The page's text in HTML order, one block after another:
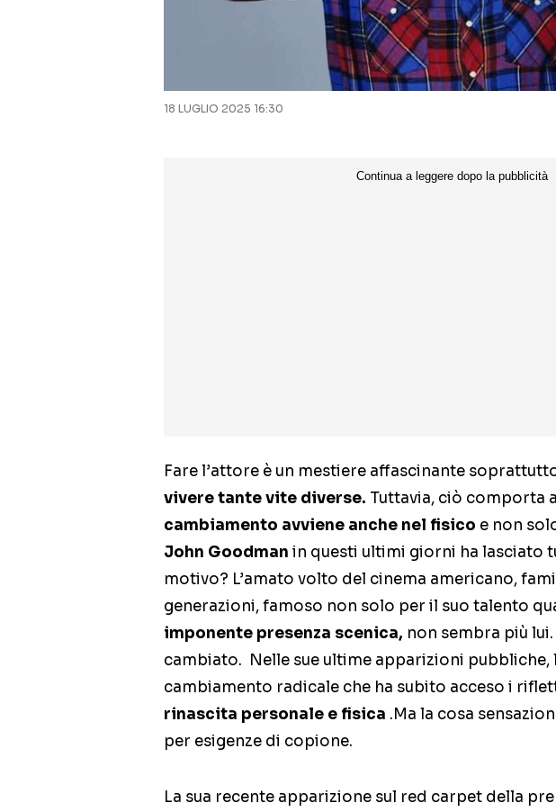
18 LUGLIO 2025 16:30
Fare l’attore è un mestiere affascinante
vivere tante vite diverse. Tuttavia, ciò comporta
cambiamento avviene anche nel fisico e non
John Goodman in questi ultimi giorni ha lasciato
motivo? L’amato volto del cinema americano,
generazioni, famoso non solo per il suo talento
imponente presenza scenica, non sembra più
cambiato. Nelle sue ultime apparizioni pubbliche,
cambiamento radicale che ha subito acceso i
rinascita personale e fisica .Ma la cosa
per esigenze di copione.
La sua recente apparizione sul red carpet della